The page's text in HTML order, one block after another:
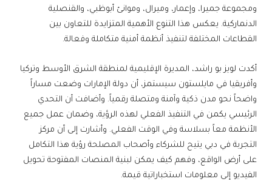
ومجموعة جميرا، وإعمار، وميرال، وموانئ أبوظبي، والقنصلية
الدنماركية. يعكس هذا التنوع الأهمية المتزايدة للتعاون بين
القطاعات المختلفة لتنفيذ أنظمة أمنية متكاملة وفعالة.
أكدت لويز بو راشد، المديرة الإقليمية لمنطقة الشرق الأوسط وتركيا
وأفريقيا في مايلستون سيستمز، أن دولة الإمارات وضعت مساراً
واضحاً نحو مدن ذكية وآمنة ومتصلة رقمياً. وأضافت أن التحدي
الرئيسي يكمن في التنفيذ الفعلي لهذه الرؤية، وضمان عمل جميع
الأنظمة معاً بسلاسة وفي الوقت الفعلي. وأشارت إلى أن مركز
التجربة في دبي يتيح للشركاء وأصحاب المصلحة رؤية هذا التكامل
على أرض الواقع، وفهم كيف يمكن لبنية المنصات المفتوحة تحويل
الفيديو إلى معلومات استخباراتية قيمة.